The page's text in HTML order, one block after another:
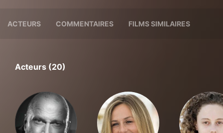
ACTEURS COMMENTAIRES FILMS SIMILAIRES
Acteurs (20)